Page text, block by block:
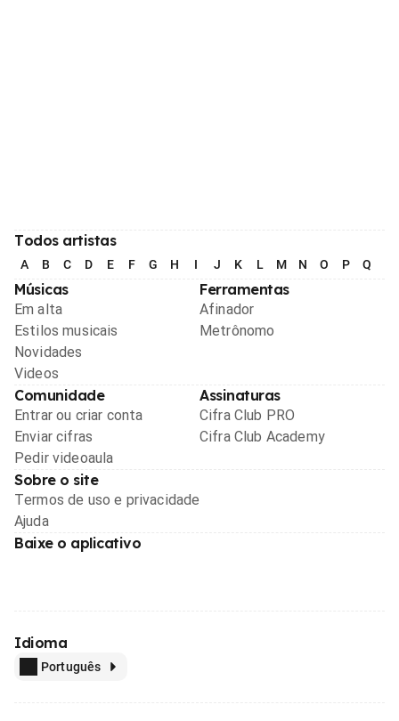
Todos artistas
A B C D E F G H I J K L M N O P Q
Músicas
Em alta
Estilos musicais
Novidades
Videos
Ferramentas
Afinador
Metrônomo
Comunidade
Entrar ou criar conta
Enviar cifras
Pedir videoaula
Assinaturas
Cifra Club PRO
Cifra Club Academy
Sobre o site
Termos de uso e privacidade
Ajuda
Baixe o aplicativo
Idioma
Português